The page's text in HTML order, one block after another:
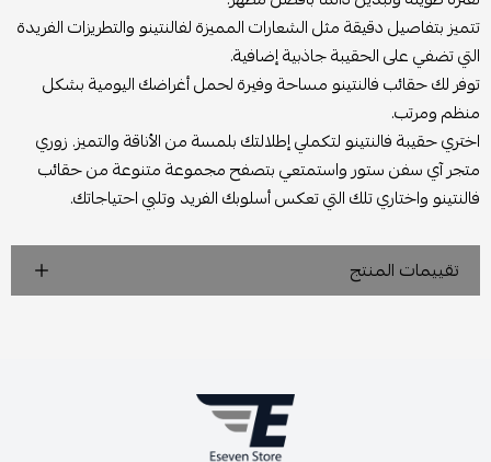
تتميز بتفاصيل دقيقة مثل الشعارات المميزة لفالنتينو والتطريزات الفريدة
التي تضفي على الحقيبة جاذبية إضافية.
توفر لك حقائب فالنتينو مساحة وفيرة لحمل أغراضك اليومية بشكل
منظم ومرتب.
اختري حقيبة فالنتينو لتكملي إطلالتك بلمسة من الأناقة والتميز. زوري
متجر آي سفن ستور واستمتعي بتصفح مجموعة متنوعة من حقائب
فالنتينو واختاري تلك التي تعكس أسلوبك الفريد وتلبي احتياجاتك.
تقييمات المنتج